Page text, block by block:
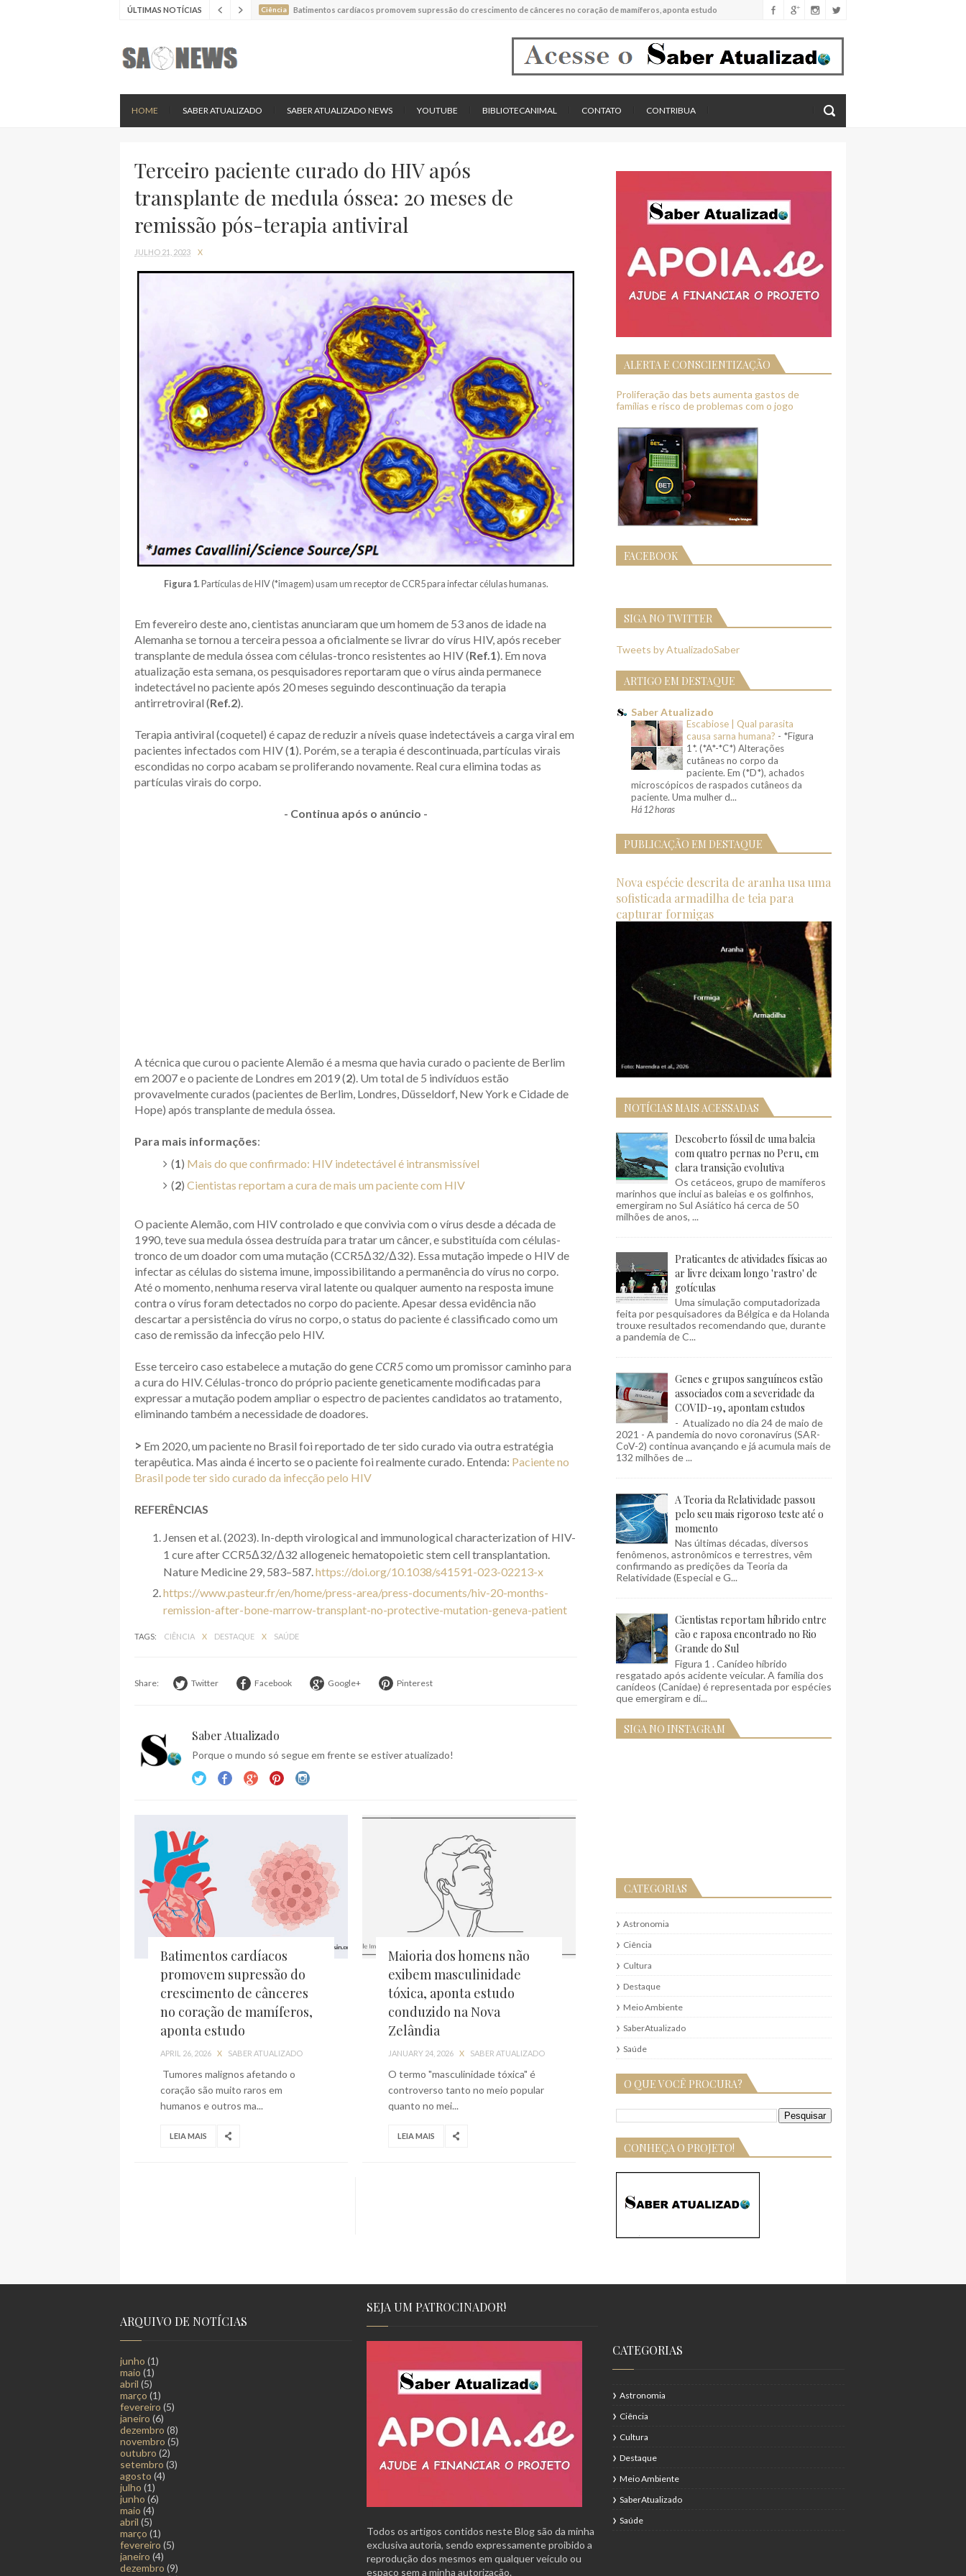
ÚLTIMAS NOTÍCIAS Ciência Batimentos cardíacos promovem supressão do crescimento de cânceres no coração de mamíferos, aponta estudo
Nova espécie descrita de aranha usa uma sofisticada armadilha de teia para capturar formigas
HOME SABER ATUALIZADO SABER ATUALIZADO NEWS YOUTUBE BIBLIOTECANIMAL CONTATO CONTRIBUA
Terceiro paciente curado do HIV após
transplante de medula óssea: 20 meses de
remissão pós-terapia antiviral
JULHO 21, 2023 X
Figura 1. Partículas de HIV (*imagem) usam um receptor de CCR5 para infectar células humanas.
Em fevereiro deste ano, cientistas anunciaram que um homem de 53 anos de idade na
Alemanha se tornou a terceira pessoa a oficialmente se livrar do vírus HIV, após receber
transplante de medula óssea com células-tronco resistentes ao HIV (Ref.1). Em nova
atualização esta semana, os pesquisadores reportaram que o vírus ainda permanece
indetectável no paciente após 20 meses seguindo descontinuação da terapia
antirretroviral (Ref.2).
Terapia antiviral (coquetel) é capaz de reduzir a níveis quase indetectáveis a carga viral em
pacientes infectados com HIV (1). Porém, se a terapia é descontinuada, partículas virais
escondidas no corpo acabam se proliferando novamente. Real cura elimina todas as
partículas virais do corpo.
- Continua após o anúncio -
A técnica que curou o paciente Alemão é a mesma que havia curado o paciente de Berlim
em 2007 e o paciente de Londres em 2019 (2). Um total de 5 indivíduos estão
provavelmente curados (pacientes de Berlim, Londres, Düsseldorf, New York e Cidade de
Hope) após transplante de medula óssea.
Para mais informações:
(1) Mais do que confirmado: HIV indetectável é intransmissível
(2) Cientistas reportam a cura de mais um paciente com HIV
O paciente Alemão, com HIV controlado e que convivia com o vírus desde a década de
1990, teve sua medula óssea destruída para tratar um câncer, e substituída com células-
tronco de um doador com uma mutação (CCR5Δ32/Δ32). Essa mutação impede o HIV de
infectar as células do sistema imune, impossibilitando a permanência do vírus no corpo.
Até o momento, nenhuma reserva viral latente ou qualquer aumento na resposta imune
contra o vírus foram detectados no corpo do paciente. Apesar dessa evidência não
descartar a persistência do vírus no corpo, o status do paciente é classificado como um
caso de remissão da infecção pelo HIV.
Esse terceiro caso estabelece a mutação do geneCCR5como um promissor caminho para
a cura do HIV. Células-tronco do próprio paciente geneticamente modificadas para
expressar a mutação podem ampliar o espectro de pacientes candidatos ao tratamento,
eliminando também a necessidade de doadores.
> Em 2020, um paciente no Brasil foi reportado de ter sido curado via outra estratégia
terapêutica. Mas ainda é incerto se o paciente foi realmente curado. Entenda: Paciente no
Brasil pode ter sido curado da infecção pelo HIV
REFERÊNCIAS
Jensen et al. (2023). In-depth virological and immunological characterization of HIV-
1 cure after CCR5Δ32/Δ32 allogeneic hematopoietic stem cell transplantation.
Nature Medicine 29, 583–587.https://doi.org/10.1038/s41591-023-02213-x
https://www.pasteur.fr/en/home/press-area/press-documents/hiv-20-months-
remission-after-bone-marrow-transplant-no-protective-mutation-geneva-patient
TAGS: CIÊNCIA X DESTAQUE X SAÚDE
Share: Twitter Facebook Google+ Pinterest
Saber Atualizado
Porque o mundo só segue em frente se estiver atualizado!
Batimentos cardíacos
promovem supressão do
crescimento de cânceres
no coração de mamíferos,
aponta estudo
APRIL 26, 2026 X SABER ATUALIZADO
Tumores malignos afetando o
coração são muito raros em
humanos e outros ma...
LEIA MAIS
Maioria dos homens não
exibem masculinidade
tóxica, aponta estudo
conduzido na Nova
Zelândia
JANUARY 24, 2026 X SABER ATUALIZADO
O termo "masculinidade tóxica" é
controverso tanto no meio popular
quanto no mei...
LEIA MAIS
ALERTA E CONSCIENTIZAÇÃO
Proliferação das bets aumenta gastos de
famílias e risco de problemas com o jogo
FACEBOOK
SIGA NO TWITTER
Tweets by AtualizadoSaber
ARTIGO EM DESTAQUE
Saber Atualizado
Escabiose | Qual parasita
causa sarna humana? - *Figura
1*. (*A*-*C*) Alterações
cutâneas no corpo da
paciente. Em (*D*), achados
microscópicos de raspados cutâneos da
paciente. Uma mulher d...
Há 12 horas
PUBLICAÇÃO EM DESTAQUE
Nova espécie descrita de aranha usa uma
sofisticada armadilha de teia para
capturar formigas
NOTÍCIAS MAIS ACESSADAS
Descoberto fóssil de uma baleia
com quatro pernas no Peru, em
clara transição evolutiva
Os cetáceos, grupo de mamíferos
marinhos que inclui as baleias e os golfinhos,
emergiram no Sul Asiático há cerca de 50
milhões de anos, ...
Praticantes de atividades físicas ao
ar livre deixam longo 'rastro' de
gotículas
Uma simulação computadorizada
feita por pesquisadores da Bélgica e da Holanda
trouxe resultados recomendando que, durante
a pandemia de C...
Genes e grupos sanguíneos estão
associados com a severidade da
COVID-19, apontam estudos
- Atualizado no dia 24 de maio de
2021 - A pandemia do novo coronavírus (SAR-
CoV-2) continua avançando e já acumula mais de
132 milhões de ...
A Teoria da Relatividade passou
pelo seu mais rigoroso teste até o
momento
Nas últimas décadas, diversos
fenômenos, astronômicos e terrestres, vêm
confirmando as predições da Teoria da
Relatividade (Especial e G...
Cientistas reportam híbrido entre
cão e raposa encontrado no Rio
Grande do Sul
Figura 1 . Canídeo híbrido
resgatado após acidente veicular. A família dos
canídeos (Canidae) é representada por espécies
que emergiram e di...
SIGA NO INSTAGRAM
CATEGORIAS
Astronomia
Ciência
Cultura
Destaque
Meio Ambiente
SaberAtualizado
Saúde
O QUE VOCÊ PROCURA?
CONHEÇA O PROJETO!
ARQUIVO DE NOTÍCIAS
junho (1)
maio (1)
abril (5)
março (1)
fevereiro (5)
janeiro (6)
dezembro (8)
novembro (5)
outubro (2)
setembro (3)
agosto (4)
julho (1)
junho (6)
maio (4)
abril (5)
março (1)
fevereiro (5)
janeiro (4)
dezembro (9)
SEJA UM PATROCINADOR!
Todos os artigos contidos neste Blog são da minha
exclusiva autoria, sendo expressamente proibido a
reprodução dos mesmos em qualquer veículo ou
espaço sem a minha autorização.
CATEGORIAS
Astronomia
Ciência
Cultura
Destaque
Meio Ambiente
SaberAtualizado
Saúde